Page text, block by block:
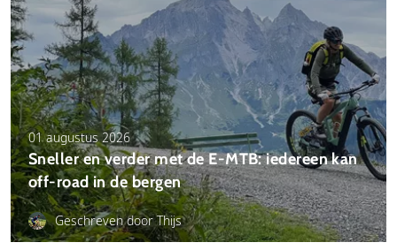
01 augustus 2026
Sneller en verder met de E-MTB: iedereen kan
off-road in de bergen
Geschreven door Thijs